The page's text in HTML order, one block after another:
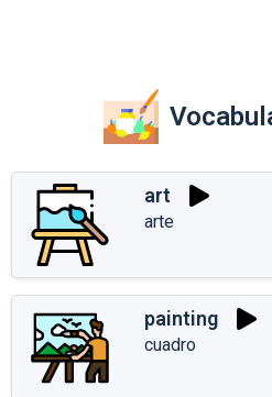
art
arte
painting
cuadro